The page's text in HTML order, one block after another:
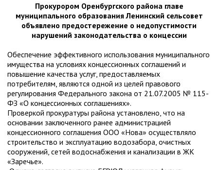
Прокурором Оренбургского района главе
муниципального образования Ленинский сельсовет
объявлено предостережение о недопустимости
нарушений законодательства о концессии
Обеспечение эффективного использования муниципального
имущества на условиях концессионных соглашений и
повышение качества услуг, предоставляемых
потребителям, являются одной из целей правового
регулирования Федерального закона от 21.07.2005 № 115-
ФЗ «О концессионных соглашениях».
Проверкой прокуратуры района установлено, что на
основании заключенного ранее администрацией
концессионного соглашения ООО «Нова» осуществляло
строительство и эксплуатацию водозабора, очистных
сооружений, сетей водоснабжения и канализации в ЖК
«Заречье».